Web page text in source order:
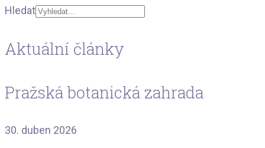
Hledat
characters for results.
Aktuální články
Pražská botanická zahrada
30. duben 2026